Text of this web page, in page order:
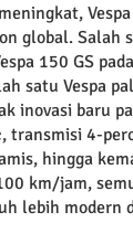
global. Salah
150 GS
satu Vespa
inovasi baru
transmisi 4-
hingga
km/jam,
lebih modern